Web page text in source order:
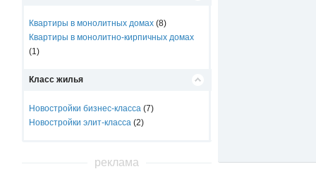
Квартиры в монолитных домах (8)
Квартиры в монолитно-кирпичных домах
(1)
Класс жилья
Новостройки бизнес-класса (7)
Новостройки элит-класса (2)
реклама